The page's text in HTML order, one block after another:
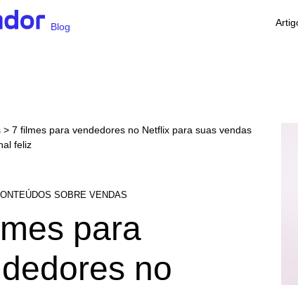
Blog
7 filmes para vendedores no Netflix para suas vendas
feliz
SOBRE VENDAS
para
no